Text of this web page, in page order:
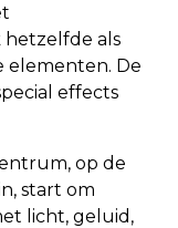
hetzelfde als
elementen. De
effects
op de
start om
licht, geluid,